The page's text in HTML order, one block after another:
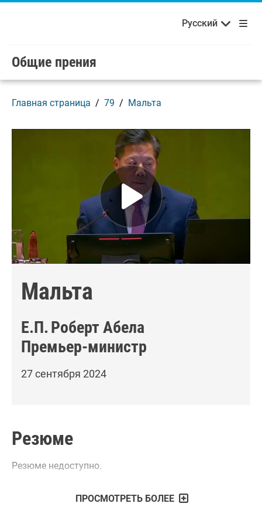
Skip to main content / navigation
Добро пожаловать в ООН! Français Русский
Русский
Общие прения
Главная страница 79 Мальта
Мальта
Е.П.Роберт Абела
Премьер-министр
27 сентября 2024
Резюме
Резюме недоступно.
ПРОСМОТРЕТЬ БОЛЕЕ